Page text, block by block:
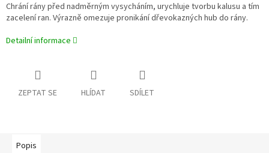
Chrání rány před nadměrným vysycháním, urychluje tvorbu kalusu a tím
zacelení ran. Výrazně omezuje pronikání dřevokazných hub do rány.
Detailní informace
ZEPTAT SE HLÍDAT SDÍLET
Popis